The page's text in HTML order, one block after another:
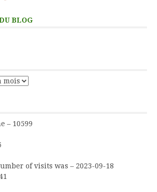
BLOG
– 10599
of visits was – 2023-09-18